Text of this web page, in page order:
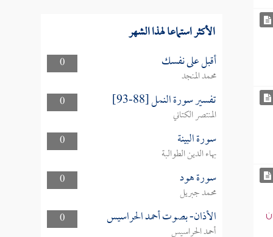
الأكثر استماعا لهذا الشهر
0 أقبل على نفسك
محمد المنجد
0
تفسير سورة النمل [88-93]
المنتصر الكتاني
0
سورة البينة
بهاء الدين الطوالبة
0
سورة هود
محمد جبريل
0
الأذان- بصوت أحمد الحراسيس
أحمد الحراسيس